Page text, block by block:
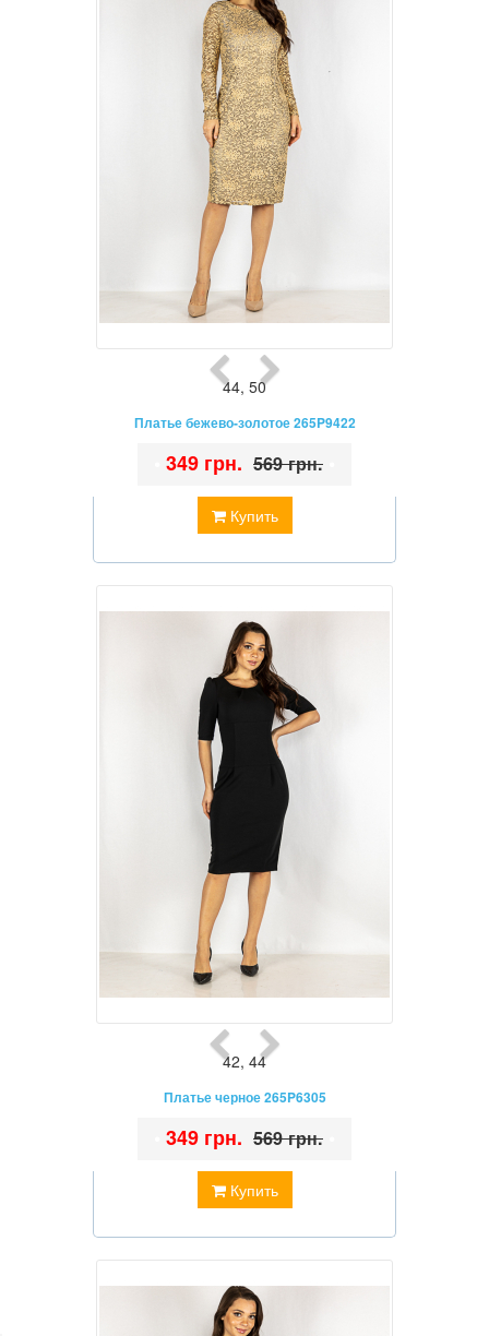
44, 50
Платье бежево-золотое 265P9422
Купить
349 грн. 569 грн.
42, 44
Платье черное 265P6305
Купить
349 грн. 569 грн.